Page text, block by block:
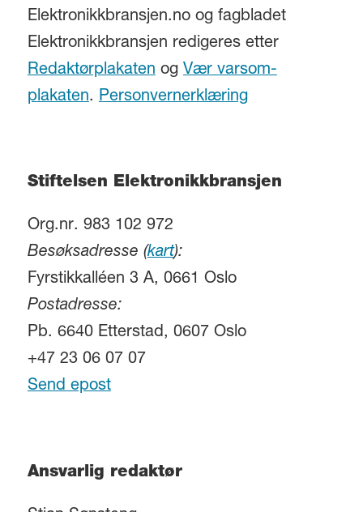
Elektronikkbransjen.no og fagbladet
Elektronikkbransjen redigeres etter
Redaktørplakaten og Vær varsom-
plakaten. Personvernerklæring
Stiftelsen Elektronikkbransjen
Org.nr. 983 102 972
Besøksadresse (kart):
Fyrstikkalléen 3 A, 0661 Oslo
Postadresse:
Pb. 6640 Etterstad, 0607 Oslo
+47 23 06 07 07
Send epost
Ansvarlig redaktør